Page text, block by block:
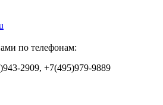
по телефонам:
2909, +7(495)979-9889